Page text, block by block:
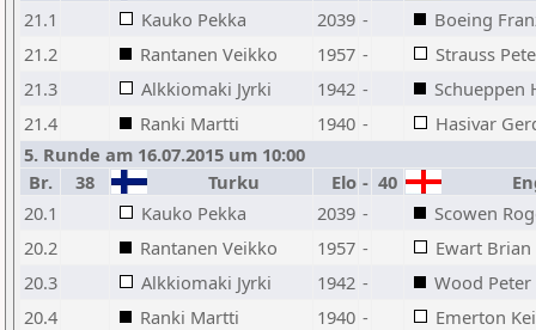
21.1
Kauko Pekka 2039 -
Boeing
21.2
Rantanen Veikko 1957 -
Strauss
21.3
Alkkiomaki Jyrki 1942 -
Schueppen
21.4
Ranki Martti 1940 -
Hasivar
5. Runde am 16.07.2015 um 10:00
Br.
38 Turku Elo - 40
20.1
Kauko Pekka 2039 -
Scowen
20.2
Rantanen Veikko 1957 -
Ewart Brian
20.3
Alkkiomaki Jyrki 1942 -
Wood Peter
20.4
Ranki Martti 1940 -
Emerton